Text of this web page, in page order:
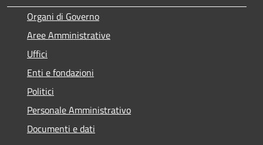
Organi di Governo
Aree Amministrative
Uffici
Enti e fondazioni
Politici
Personale Amministrativo
Documenti e dati